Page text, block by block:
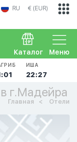
RU € (EUR)
Меню
Каталог
ИША
22:27
г.Мадейра
Главная Отели